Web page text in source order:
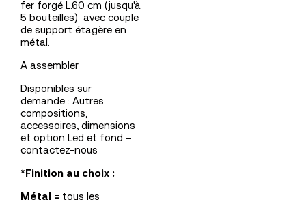
fer forgé L.60 cm (jusqu'à
5 bouteilles) avec couple
de support étagère en
métal.
A assembler
Disponibles sur
demande : Autres
compositions,
accessoires, dimensions
et option Led et fond –
contactez-nous
*Finition au choix :
Métal = tous les